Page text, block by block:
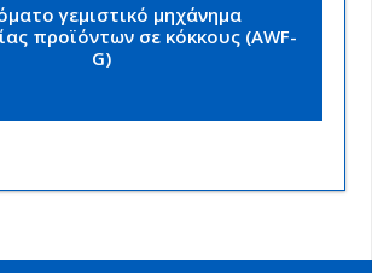
γεμιστικό μηχάνημα
προϊόντων σε κόκκους (AWF-
G)